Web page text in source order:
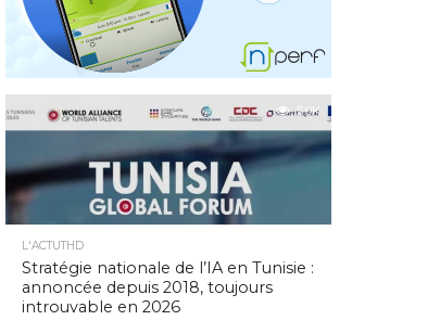
5.0K
L'ACTUTHD
Stratégie nationale de l’IA en Tunisie :
annoncée depuis 2018, toujours
introuvable en 2026